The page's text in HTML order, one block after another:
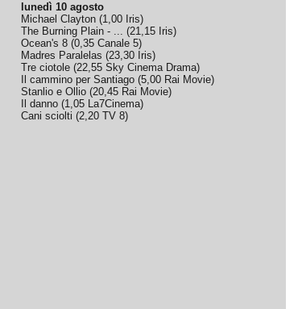
lunedì 10 agosto
Michael Clayton (1,00 Iris)
The Burning Plain - ... (21,15 Iris)
Ocean's 8 (0,35 Canale 5)
Madres Paralelas (23,30 Iris)
Tre ciotole (22,55 Sky Cinema Drama)
Il cammino per Santiago (5,00 Rai Movie)
Stanlio e Ollio (20,45 Rai Movie)
Il danno (1,05 La7Cinema)
Cani sciolti (2,20 TV 8)